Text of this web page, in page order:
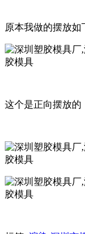
原本我做的摆放如
这个是正向摆放的